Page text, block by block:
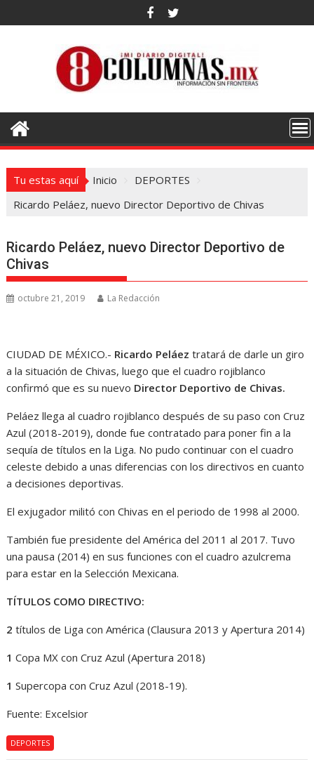
al
Tu estas aquí Inicio
DEPORTES
Ricardo Peláez, nuevo Director Deportivo de Chivas
Ricardo Peláez, nuevo Director Deportivo de
Chivas
octubre 21, 2019 La Redacción
CIUDAD DE MÉXICO.- Ricardo Peláez tratará de darle un giro
a la situación de Chivas, luego que el cuadro rojiblanco
confirmó que es su nuevo Director Deportivo de Chivas.
Peláez llega al cuadro rojiblanco después de su paso con Cruz
Azul (2018-2019), donde fue contratado para poner fin a la
sequía de títulos en la Liga. No pudo continuar con el cuadro
celeste debido a unas diferencias con los directivos en cuanto
a decisiones deportivas.
El exjugador militó con Chivas en el periodo de 1998 al 2000.
También fue presidente del América del 2011 al 2017. Tuvo
una pausa (2014) en sus funciones con el cuadro azulcrema
para estar en la Selección Mexicana.
TÍTULOS COMO DIRECTIVO:
2 títulos de Liga con América (Clausura 2013 y Apertura 2014)
1 Copa MX con Cruz Azul (Apertura 2018)
1 Supercopa con Cruz Azul (2018-19).
Fuente: Excelsior
DEPORTES